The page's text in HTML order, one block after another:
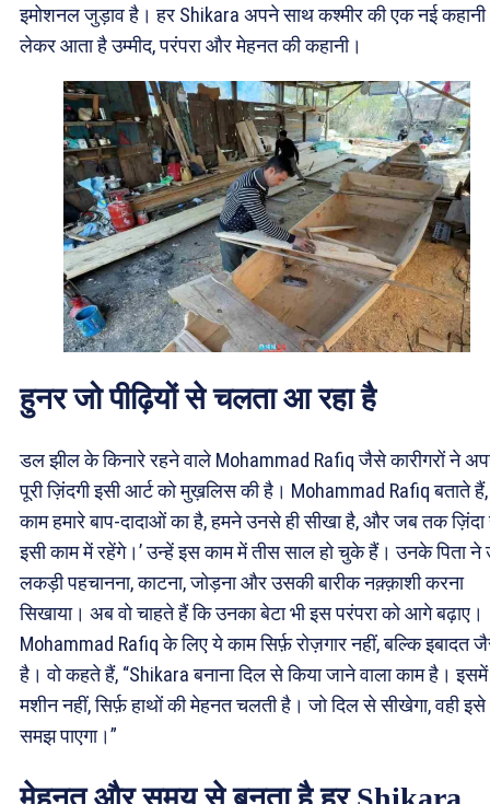
इमोशनल जुड़ाव है। हर Shikara अपने साथ कश्मीर की एक नई कहानी
लेकर आता है उम्मीद, परंपरा और मेहनत की कहानी।
हुनर जो पीढ़ियों से चलता आ रहा है
डल झील के किनारे रहने वाले Mohammad Rafiq जैसे कारीगरों ने
पूरी ज़िंदगी इसी आर्ट को मुख़लिस की है। Mohammad Rafiq बताते हैं,
काम हमारे बाप-दादाओं का है, हमने उनसे ही सीखा है, और जब तक ज़िंदा
इसी काम में रहेंगे।’ उन्हें इस काम में तीस साल हो चुके हैं। उनके पिता ने
लकड़ी पहचानना, काटना, जोड़ना और उसकी बारीक नक़्क़ाशी करना
सिखाया। अब वो चाहते हैं कि उनका बेटा भी इस परंपरा को आगे बढ़ाए।
Mohammad Rafiq के लिए ये काम सिर्फ़ रोज़गार नहीं, बल्कि इबादत
है। वो कहते हैं, “Shikara बनाना दिल से किया जाने वाला काम है। इसमें
मशीन नहीं, सिर्फ़ हाथों की मेहनत चलती है। जो दिल से सीखेगा, वही इसे
समझ पाएगा।”